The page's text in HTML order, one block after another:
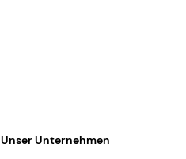
Unser Unternehmen